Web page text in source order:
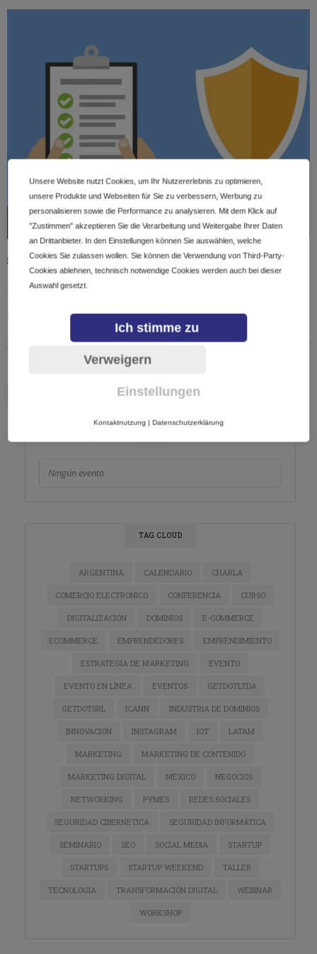
DOMINIOS 07/05/2019
El registro de un dominio
defensivo puede valer la pena
En la lucha contra la ciberocupación, las empresas de hoy
tienen muchas posibilidades de defenderse…
Ningún evento
TAG CLOUD
ARGENTINA CALENDARIO CHARLA
COMERCIO ELECTRONICO CONFERENCIA CURSO
DIGITALIZACIÓN DOMINIOS E-COMMERCE
ECOMMERCE EMPRENDEDORES EMPRENDIMIENTO
ESTRATEGIA DE MARKETING EVENTO
EVENTO EN LÍNEA EVENTOS GETDOTLTDA
GETDOTSRL ICANN INDUSTRIA DE DOMINIOS
INNOVACIÓN INSTAGRAM IOT LATAM
MARKETING MARKETING DE CONTENIDO
MARKETING DIGITAL MÉXICO NEGOCIOS
NETWORKING PYMES REDES SOCIALES
SEGURIDAD CIBERNETICA SEGURIDAD INFORMÁTICA
SEMINARIO SEO SOCIAL MEDIA STARTUP
STARTUPS STARTUP WEEKEND TALLER
TECNOLOGIA TRANSFORMACIÓN DIGITAL WEBINAR
WORKSHOP
Unsere Website nutzt Cookies, um Ihr Nutzererlebnis zu optimieren,
unsere Produkte und Webseiten für Sie zu verbessern, Werbung zu
personalisieren sowie die Performance zu analysieren. Mit dem Klick auf
"Zustimmen" akzeptieren Sie die Verarbeitung und Weitergabe Ihrer Daten
an Drittanbieter. In den Einstellungen können Sie auswählen, welche
Cookies Sie zulassen wollen. Sie können die Verwendung von Third-Party-
Cookies ablehnen, technisch notwendige Cookies werden auch bei dieser
Auswahl gesetzt.
Ich stimme zu
Verweigern
Einstellungen
Kontaktnutzung | Datenschutzerklärung